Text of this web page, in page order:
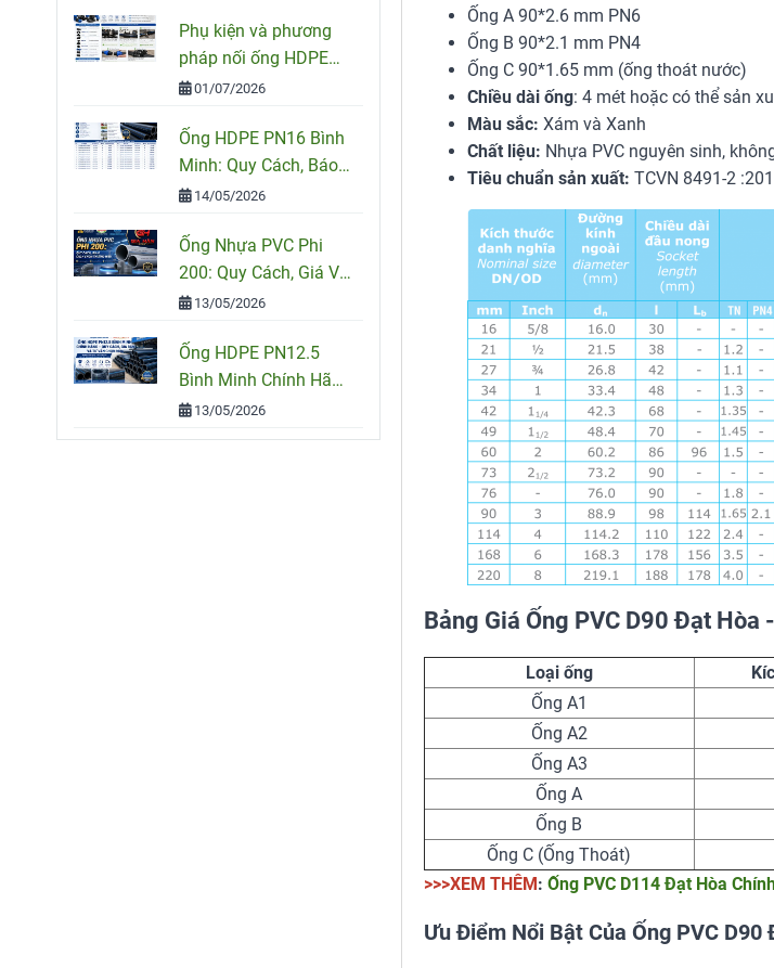
Ống A 90*2.6 mm PN6
Ống B 90*2.1 mm PN4
Ống C 90*1.65 mm (ống thoát nước)
Chiều dài ống: 4 mét hoặc có thể sản
Màu sắc: Xám và Xanh
Chất liệu: Nhựa PVC nguyên sinh,
Tiêu chuẩn sản xuất: TCVN 8491-2
Bảng Giá Ống PVC D90 Đạt
Loại ống
Ống A1
Ống A2
Ống A3
Ống A
Ống B
Ống C (Ống Thoát)
>>>XEM THÊM: Ống PVC D114 Đạt Hòa
Ưu Điểm Nổi Bật Của Ống PVC D90
Phụ kiện và phương
pháp nối ống HDPE
đúng kỹ thuật
01/07/2026
Ống HDPE PN16 Bình
Minh: Quy Cách, Báo
Giá Và Cách Chọn
14/05/2026
Ống Nhựa PVC Phi
200: Quy Cách, Giá Và
Cách Chọn Đúng Cho
13/05/2026
Ống HDPE PN12.5
Bình Minh Chính Hãng
– Quy Cách, Giá Bán
Và Tư Vấn Chọn Mua
13/05/2026